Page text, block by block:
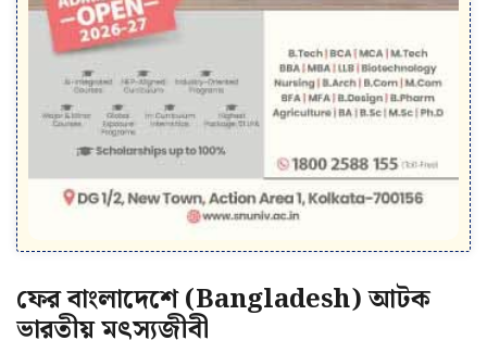
ফের বাংলাদেশে (Bangladesh) আটক
ভারতীয় মৎস্যজীবী